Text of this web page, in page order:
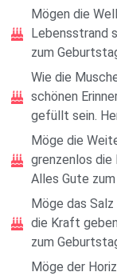
Mögen die
Lebensstrand
zum
Wie die
schönen
gefüllt sein.
Möge die
grenzenlos die
Alles Gute
Möge das
die Kraft
zum
Möge der